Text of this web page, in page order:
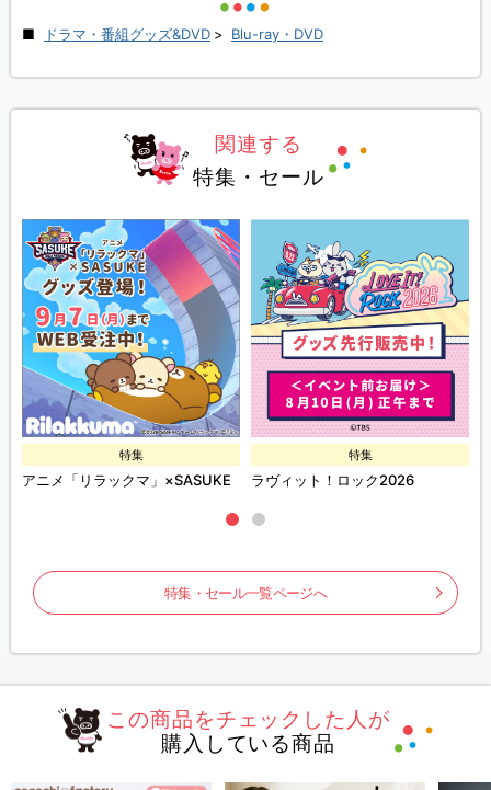
ドラマ・番組グッズ&DVD > Blu-ray・DVD
関連する
特集・セール
特集
アニメ「リラックマ」×SASUKE
特集
ラヴィット！ロック2026
特集・セール一覧ページへ
この商品をチェックした人が
購入している商品